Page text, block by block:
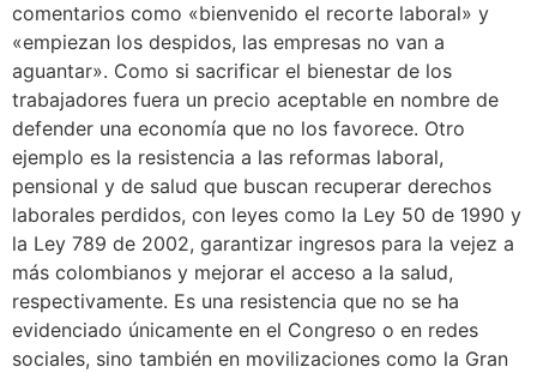
comentarios como «bienvenido el recorte laboral» y
«empiezan los despidos, las empresas no van a
aguantar». Como si sacrificar el bienestar de los
trabajadores fuera un precio aceptable en nombre de
defender una economía que no los favorece. Otro
ejemplo es la resistencia a las reformas laboral,
pensional y de salud que buscan recuperar derechos
laborales perdidos, con leyes como la Ley 50 de 1990 y
la Ley 789 de 2002, garantizar ingresos para la vejez a
más colombianos y mejorar el acceso a la salud,
respectivamente. Es una resistencia que no se ha
evidenciado únicamente en el Congreso o en redes
sociales, sino también en movilizaciones como la Gran